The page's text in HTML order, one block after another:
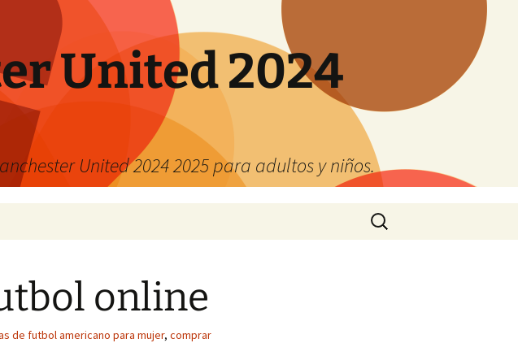
United 2024
United 2024 2025 para adultos y niños.
Buscar:
online
de futbol americano para mujer, comprar